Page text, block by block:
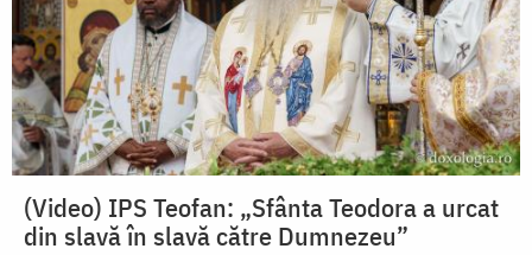
(Video) IPS Teofan: „Sfânta Teodora a urcat
din slavă în slavă către Dumnezeu”